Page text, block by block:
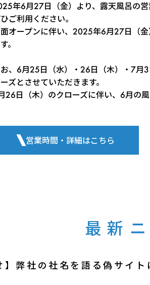
年6月27日（金）より、露天風呂の営
ご利用ください。
オープンに伴い、2025年6月27日（
。
、6月25日（水）・26日（木）・7月
ズとさせていただきます。
26日（木）のクローズに伴い、6月の
営業時間・詳細はこちら
最新
】弊社の社名を語る偽サイト